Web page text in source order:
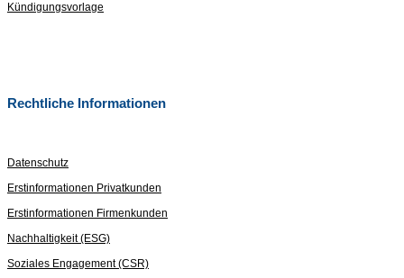
Kündigungsvorlage
Rechtliche Informationen
Datenschutz
Erstinformationen Privatkunden
Erstinformationen Firmenkunden
Nachhaltigkeit (ESG)
Soziales Engagement (CSR)